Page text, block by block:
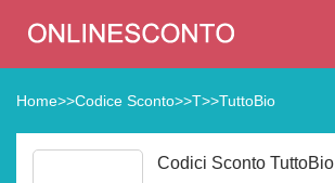
Home>>Codice Sconto>>T>>TuttoBio
Codici Sconto TuttoBio